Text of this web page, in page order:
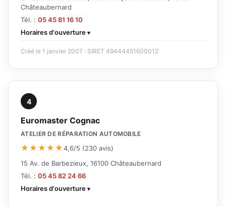
Châteaubernard
Tél. : 05 45 81 16 10
Horaires d'ouverture
Créé le 1 janvier 2007 · SIRET 49444451600012
4
Euromaster Cognac
ATELIER DE RÉPARATION AUTOMOBILE
★★★★★4,6/5 (230 avis)
15 Av. de Barbezieux, 16100 Châteaubernard
Tél. : 05 45 82 24 66
Horaires d'ouverture